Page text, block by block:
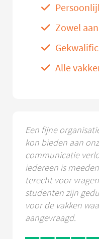
Zowel
Alle
Een fijne
kon bieden aan
communicatie
iedereen is
terecht voor
studenten zijn
voor de vakken
aangevraagd.